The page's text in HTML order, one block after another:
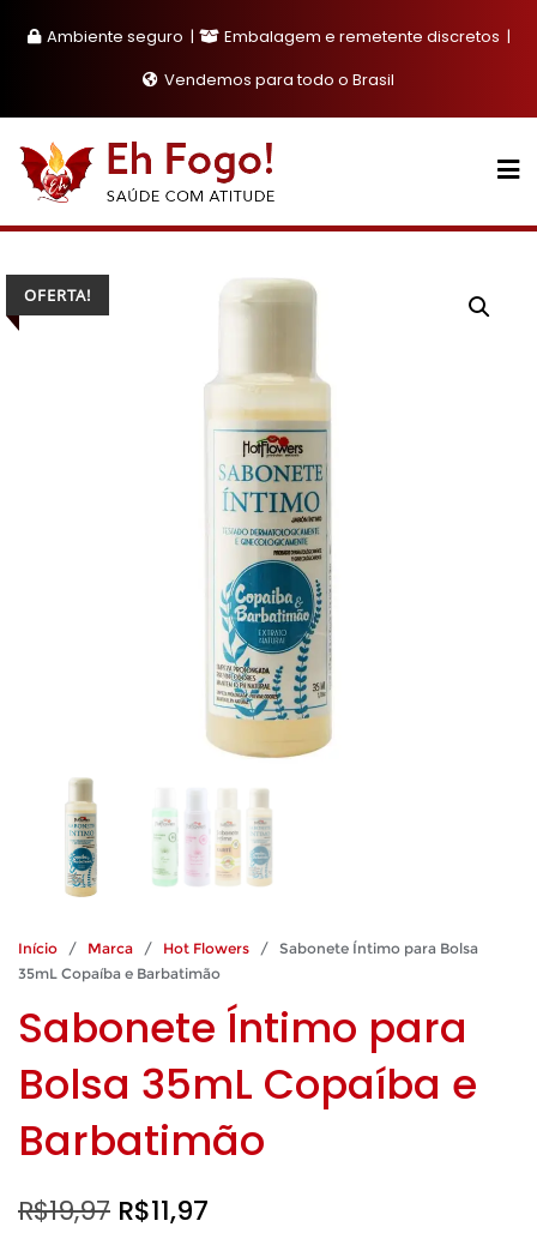
Ambiente seguro
Embalagem e remetente discretos
Vendemos para todo o Brasil
OFERTA!
Início / Marca / Hot Flowers / Sabonete Íntimo para Bolsa
35mL Copaíba e Barbatimão
Sabonete Íntimo para
Bolsa 35mL Copaíba e
Barbatimão
R$19,97 O
R$11,97